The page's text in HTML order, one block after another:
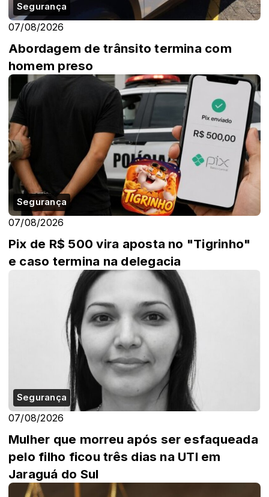
Segurança
07/08/2026
Abordagem de trânsito termina com
homem preso
Segurança
07/08/2026
Pix de R$ 500 vira aposta no "Tigrinho"
e caso termina na delegacia
Segurança
07/08/2026
Mulher que morreu após ser esfaqueada
pelo filho ficou três dias na UTI em
Jaraguá do Sul